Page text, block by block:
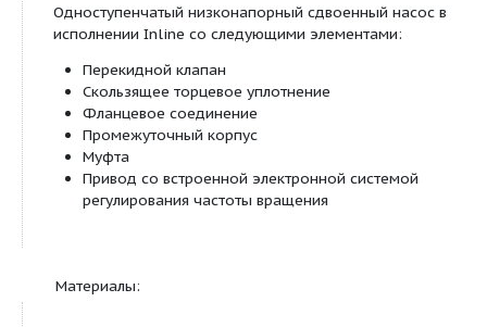
DL-E 50/170-7,5/2-R1
DL‐E
Сдвоенный насос Inline с электронным
регулированием
50
Номинальный диаметр DN
трубопроводу
170
Номинальный диаметр рабочего колеса
7,5 Номинальная мощность мотора P